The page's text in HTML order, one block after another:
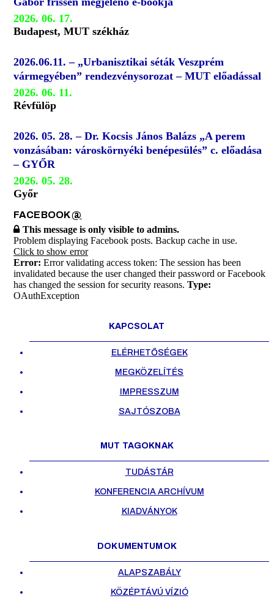
2026. 06. 17.
Budapest, MUT székház
2026.06.11. – „Urbanisztikai séták Veszprém
vármegyében” rendezvénysorozat – MUT előadással
2026. 06. 11.
Révfülöp
2026. 05. 28. – Dr. Kocsis János Balázs „A perem
vonzásában: városkörnyéki benépesülés” c. előadása
– GYŐR
2026. 05. 28.
Győr
FACEBOOK@
This message is only visible to admins.
Problem displaying Facebook posts. Backup cache in use.
Click to show error
Error: Error validating access token: The session has been
invalidated because the user changed their password or Facebook
has changed the session for security reasons. Type:
OAuthException
KAPCSOLAT
ELÉRHETŐSÉGEK
MEGKÖZELÍTÉS
IMPRESSZUM
SAJTÓSZOBA
MUT TAGOKNAK
TUDÁSTÁR
KONFERENCIA ARCHÍVUM
KIADVÁNYOK
DOKUMENTUMOK
ALAPSZABÁLY
KÖZÉPTÁVÚ VÍZIÓ